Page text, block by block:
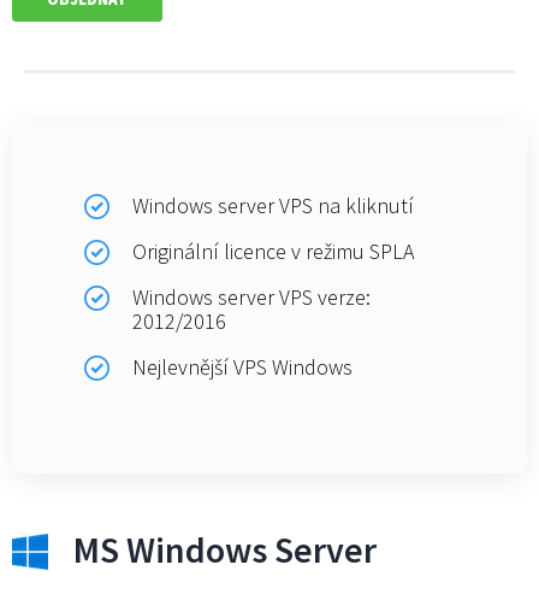
Windows server VPS na kliknutí
Originální licence v režimu SPLA
Windows server VPS verze:
2012/2016
Nejlevnější VPS Windows
MS Windows Server